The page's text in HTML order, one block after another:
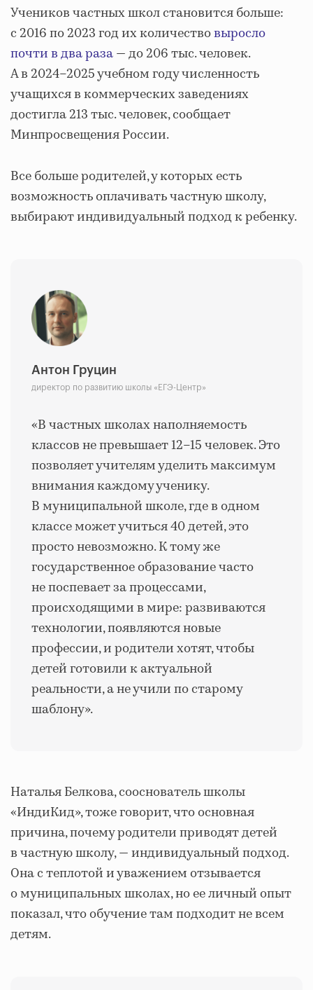
Учеников частных школ становится больше:
с 2016 по 2023 год их количествовыросло
почти в два раза— до 206 тыс. человек.
А в 2024–2025 учебном году численность
учащихся в коммерческих заведениях
достигла 213 тыс. человек, сообщает
Минпросвещения России.
Все больше родителей, у которых есть
возможность оплачивать частную школу,
выбирают индивидуальный подход к ребенку.
Антон Груцин
директор по развитию школы «ЕГЭ-Центр»
«В частных школах наполняемость
классов не превышает 12–15 человек. Это
позволяет учителям уделить максимум
внимания каждому ученику.
В муниципальной школе, где в одном
классе может учиться 40 детей, это
просто невозможно. К тому же
государственное образование часто
не поспевает за процессами,
происходящими в мире: развиваются
технологии, появляются новые
профессии, и родители хотят, чтобы
детей готовили к актуальной
реальности, а не учили по старому
шаблону».
Наталья Белкова, сооснователь школы
«ИндиКид», тоже говорит, что основная
причина, почему родители приводят детей
в частную школу, — индивидуальный подход.
Она с теплотой и уважением отзывается
о муниципальных школах, но ее личный опыт
показал, что обучение там подходит не всем
детям.